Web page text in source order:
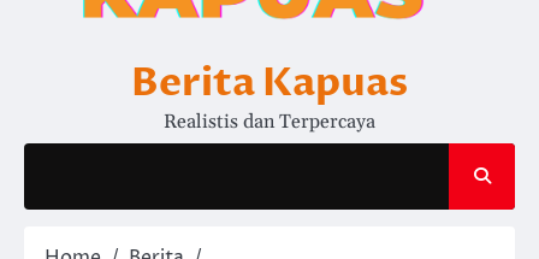
Berita Kapuas
Realistis dan Terpercaya